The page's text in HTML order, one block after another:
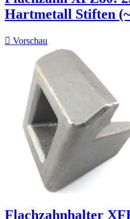
Hartmetall Stiften
 Vorschau
Flachzahnhalter